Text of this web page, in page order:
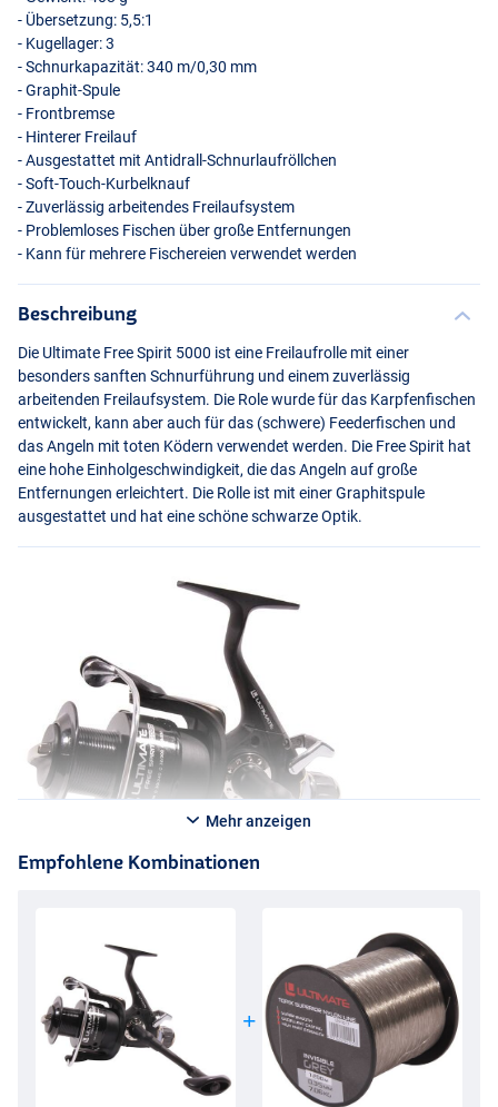
- Übersetzung: 5,5:1
- Kugellager: 3
- Schnurkapazität: 340 m/0,30 mm
- Graphit-Spule
- Frontbremse
- Hinterer Freilauf
- Ausgestattet mit Antidrall-Schnurlaufröllchen
- Soft-Touch-Kurbelknauf
- Zuverlässig arbeitendes Freilaufsystem
- Problemloses Fischen über große Entfernungen
- Kann für mehrere Fischereien verwendet werden
Beschreibung
Die Ultimate Free Spirit 5000 ist eine Freilaufrolle mit einer
besonders sanften Schnurführung und einem zuverlässig
arbeitenden Freilaufsystem. Die Role wurde für das Karpfenfischen
entwickelt, kann aber auch für das (schwere) Feederfischen und
das Angeln mit toten Ködern verwendet werden. Die Free Spirit hat
eine hohe Einholgeschwindigkeit, die das Angeln auf große
Entfernungen erleichtert. Die Rolle ist mit einer Graphitspule
ausgestattet und hat eine schöne schwarze Optik.
Mehr anzeigen
Empfohlene Kombinationen